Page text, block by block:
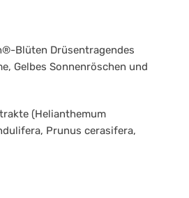
Blüten Drüsentragendes
Gelbes Sonnenröschen und
(Helianthemum
Prunus cerasifera,